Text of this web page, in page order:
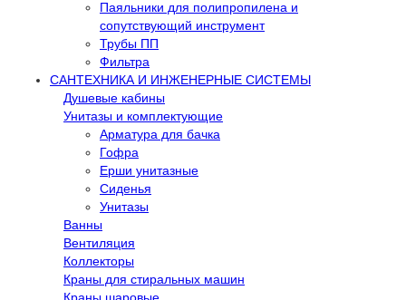
Паяльники для полипропилена и
сопутствующий инструмент
Трубы ПП
Фильтра
САНТЕХНИКА И ИНЖЕНЕРНЫЕ СИСТЕМЫ
Душевые кабины
Унитазы и комплектующие
Арматура для бачка
Гофра
Ерши унитазные
Сиденья
Унитазы
Ванны
Вентиляция
Коллекторы
Краны для стиральных машин
Краны шаровые